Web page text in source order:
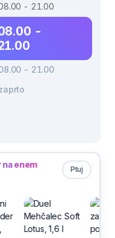
- 21.00
-
- 21.00
Ptuj
enem